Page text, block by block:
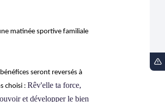
matinée sportive familiale
seront reversés à
choisi : Rêv'elle ta force,
et développer le bien